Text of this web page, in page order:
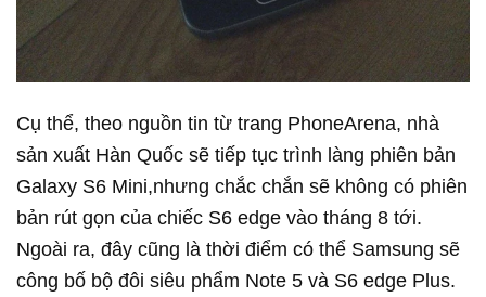
Cụ thể, theo nguồn tin từ trang PhoneArena, nhà
sản xuất Hàn Quốc sẽ tiếp tục trình làng phiên bản
Galaxy S6 Mini,nhưng chắc chắn sẽ không có phiên
bản rút gọn của chiếc S6 edge vào tháng 8 tới.
Ngoài ra, đây cũng là thời điểm có thể Samsung sẽ
công bố bộ đôi siêu phẩm Note 5 và S6 edge Plus.